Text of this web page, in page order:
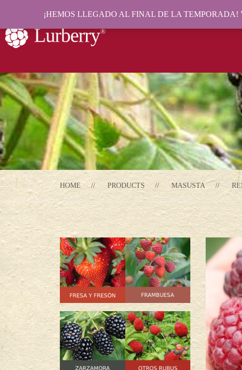
HOME PRODUCTS MASUSTA
¡HEMOS LLEGADO AL FINAL DE LA